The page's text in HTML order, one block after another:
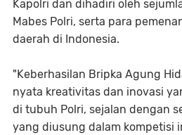
Kapolri dan dihadiri oleh
Mabes Polri, serta para
daerah di Indonesia.
"Keberhasilan Bripka Agung
nyata kreativitas dan inovasi
di tubuh Polri, sejalan dengan
yang diusung dalam kompetisi